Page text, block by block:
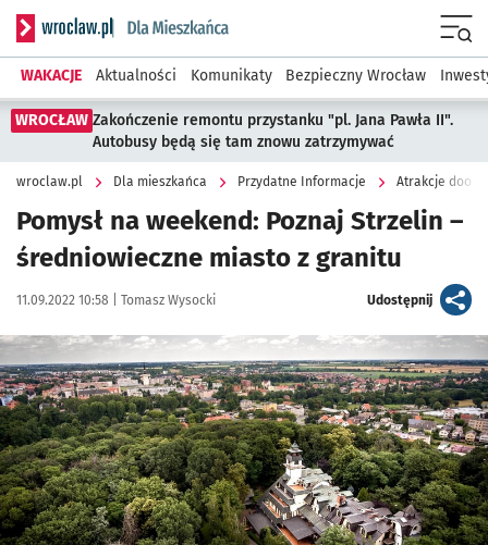
Serwis informacyjny wroclaw.pl podserwis: Dla mieszkańca
WAKACJE Aktualności Komunikaty Bezpieczny Wrocław
WROCŁAW Zakończenie remontu przystanku "pl. Jana Pawła II".
Autobusy będą się tam znowu zatrzymywać
wroclaw.pl Dla mieszkańca Przydatne Informacje Atrakcje
Pomysł na weekend: Poznaj Strzelin –
średniowieczne miasto z granitu
Data publikacji:
11.09.2022 10:58 | Autor:
Tomasz Wysocki Udostępnijartykuł
Kliknij, aby powiększyć